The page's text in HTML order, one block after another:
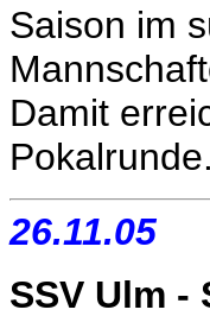
Saison im
Damit
Pokalrunde.
26.11.05
SSV Ulm